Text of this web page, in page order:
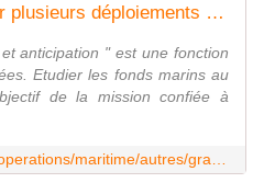
Grand Nord : Retour sur plusieurs déploiements simultanés dans cette zone stratégique
anticipation " est une fonction
Etudier les fonds marins au
de la mission confiée à